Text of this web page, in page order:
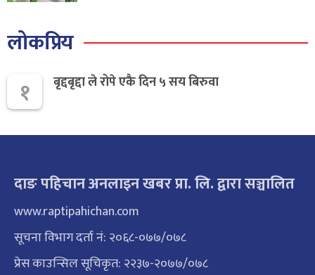
लोकप्रिय
१
बृद्दबृद्दा ले रोपे एकै दिन ५ सय बिरुवा
दाङ पहिचान अनलाइन खबर प्रा. लि. द्वारा सञ्चालित
www.raptipahichan.com
सूचना विभाग दर्ता नं: २०६८-०७७/०७८
प्रेस काउन्सिल सूचिकृत: २२३७-२०७७/०७८